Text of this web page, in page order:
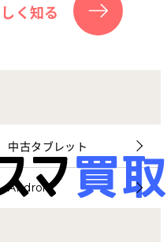
く知る
中古タブレット
Android